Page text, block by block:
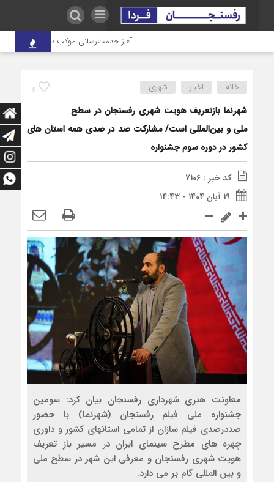
آغاز خدمت‌رسانی موکب درمانی شهدای
6 خانه اخبار شهری
شهرنما بازتعریف هویت شهری رفسنجان در سطح
ملی و بین‌المللی است/ مشارکت صد در صدی همه استان های
کشور در دوره سوم جشنواره
کد خبر : 7106
19 آبان 1404 - 14:43
معاونت هنری شهرداری رفسنجان بیان کرد: سومین
جشنواره ملی فیلم رفسنجان (شهرنما) با حضور
صددرصدی فیلم سازان از تمامی استانهای کشور و داوری
چهره های مطرح سینمای ایران در مسیر باز تعریف
هویت شهری رفسنجان و معرفی این شهر در سطح ملی
و بین المللی گام بر می دارد.